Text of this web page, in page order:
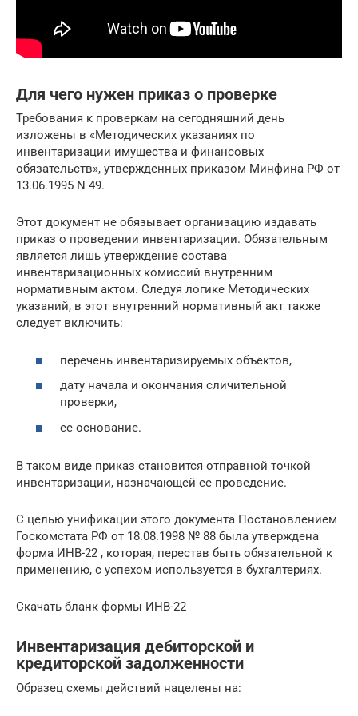
Для чего нужен приказ о проверке
Требования к проверкам на сегодняшний день
изложены в «Методических указаниях по
инвентаризации имущества и финансовых
обязательств», утвержденных приказом Минфина РФ от
13.06.1995 N 49.
Этот документ не обязывает организацию издавать
приказ о проведении инвентаризации. Обязательным
является лишь утверждение состава
инвентаризационных комиссий внутренним
нормативным актом. Следуя логике Методических
указаний, в этот внутренний нормативный акт также
следует включить:
перечень инвентаризируемых объектов,
дату начала и окончания сличительной
проверки,
ее основание.
В таком виде приказ становится отправной точкой
инвентаризации, назначающей ее проведение.
С целью унификации этого документа Постановлением
Госкомстата РФ от 18.08.1998 № 88 была утверждена
форма ИНВ-22 , которая, перестав быть обязательной к
применению, с успехом используется в бухгалтериях.
Скачать бланк формы ИНВ-22
Инвентаризация дебиторской и
кредиторской задолженности
Образец схемы действий нацелены на: